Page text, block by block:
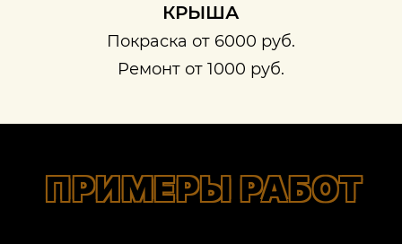
КРЫША
Покраска от 6000 руб.
Ремонт от 1000 руб.
ПРИМЕРЫ РАБОТ